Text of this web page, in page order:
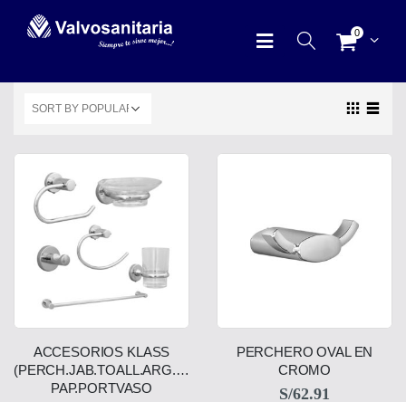
0
ACCESORIOS KLASS
(PERCH.JAB.TOALL.ARG.BARRA
PAP.PORTVASO
PERCHERO OVAL EN
CROMO
S/62.91